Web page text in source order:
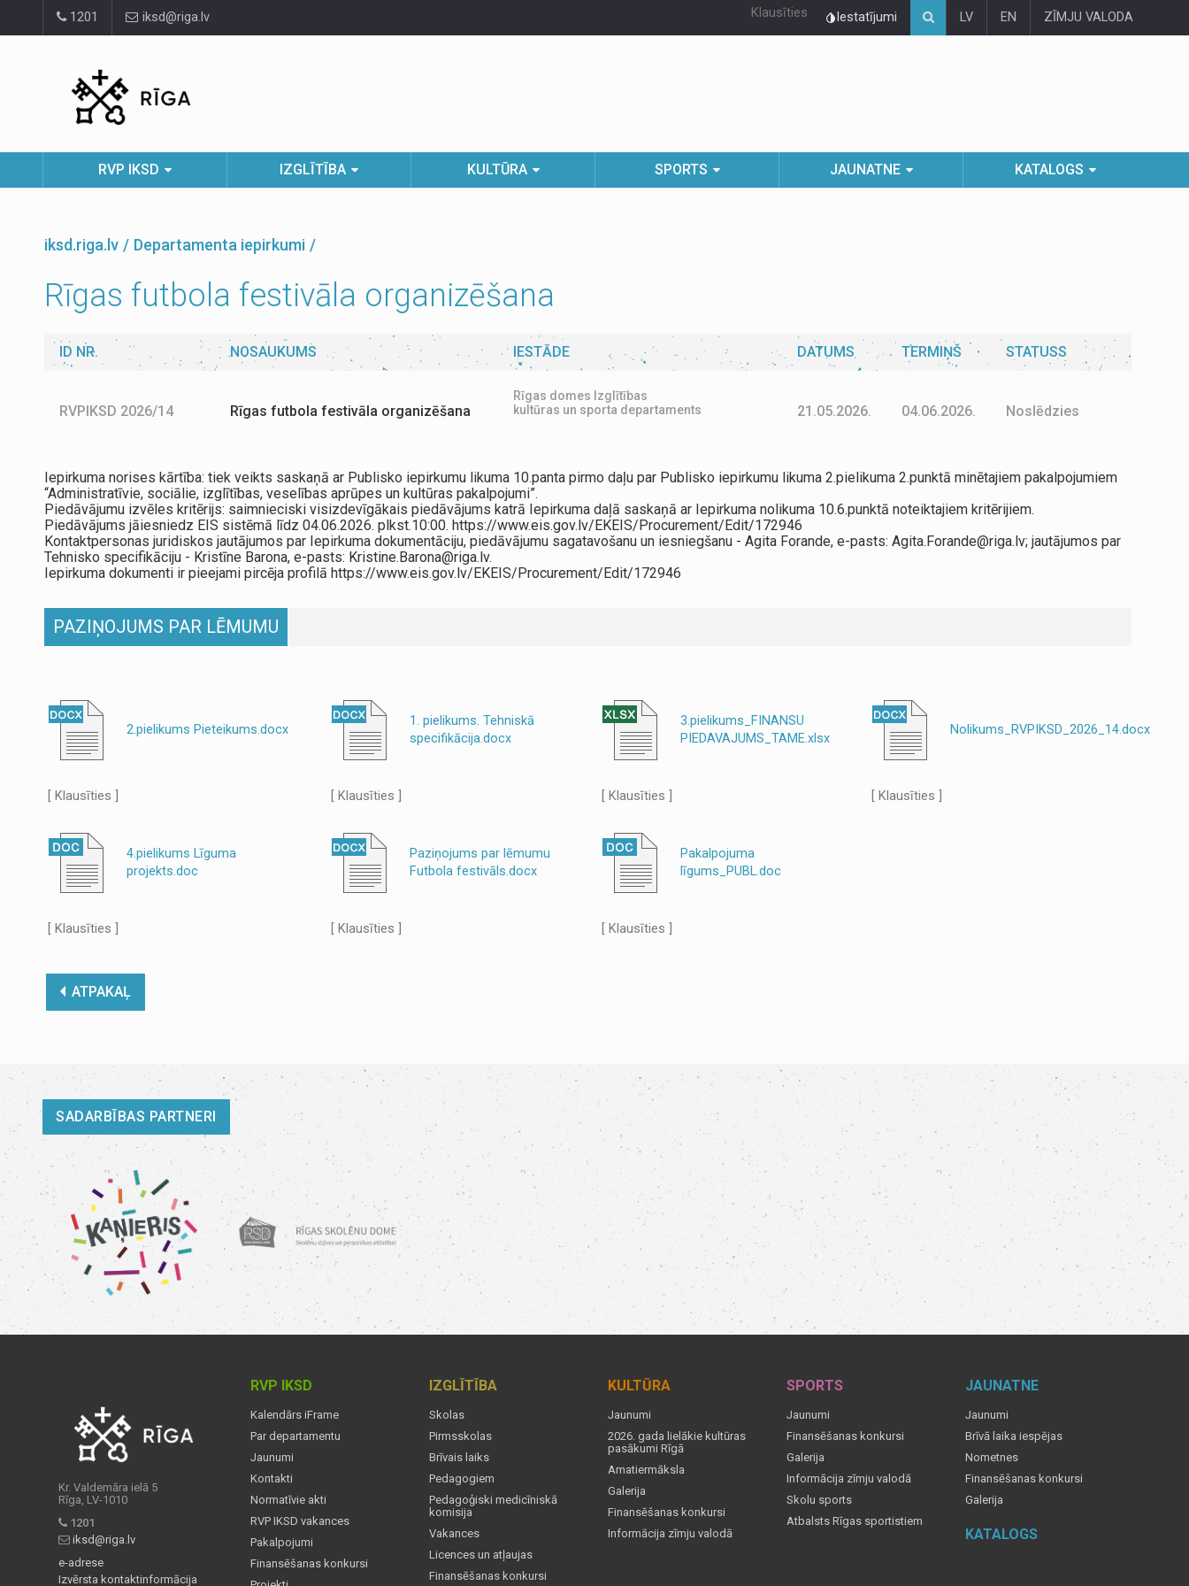
1201 iksd@riga.lv Klausīties Iestatījumi LV EN ZĪMJU VALODA
RVP IKSD IZGLĪTĪBA KULTŪRA SPORTS JAUNATNE KATALOGS
iksd.riga.lv Departamenta iepirkumi
Rīgas futbola festivāla organizēšana
ID NR. NOSAUKUMS IESTĀDE DATUMS TERMIŅŠ STATUSS
RVPIKSD 2026/14 Rīgas futbola festivāla organizēšana
Rīgas domes Izglītības
kultūras un sporta departaments
21.05.2026. 04.06.2026. Noslēdzies
Iepirkuma norises kārtība: tiek veikts saskaņā ar Publisko iepirkumu likuma 10.panta pirmo daļu par Publisko iepirkumu likuma 2.pielikuma 2.punktā minētajiem pakalpojumiem
“Administratīvie, sociālie, izglītības, veselības aprūpes un kultūras pakalpojumi”.
Piedāvājumu izvēles kritērijs: saimnieciski visizdevīgākais piedāvājums katrā Iepirkuma daļā saskaņā ar Iepirkuma nolikuma 10.6.punktā noteiktajiem kritērijiem.
Piedāvājums jāiesniedz EIS sistēmā līdz 04.06.2026. plkst.10:00. https://www.eis.gov.lv/EKEIS/Procurement/Edit/172946
Kontaktpersonas juridiskos jautājumos par Iepirkuma dokumentāciju, piedāvājumu sagatavošanu un iesniegšanu - Agita Forande, e-pasts: Agita.Forande@riga.lv; jautājumos par
Tehnisko specifikāciju - Kristīne Barona, e-pasts: Kristine.Barona@riga.lv.
Iepirkuma dokumenti ir pieejami pircēja profilā https://www.eis.gov.lv/EKEIS/Procurement/Edit/172946
PAZIŅOJUMS PAR LĒMUMU
2.pielikums Pieteikums.docx
[ Klausīties ]
1. pielikums. Tehniskā
specifikācija.docx
[ Klausīties ]
3.pielikums_FINANSU
PIEDAVAJUMS_TAME.xlsx
[ Klausīties ]
Nolikums_RVPIKSD_2026_14.docx
[ Klausīties ]
4.pielikums Līguma
projekts.doc
[ Klausīties ]
Paziņojums par lēmumu
Futbola festivāls.docx
[ Klausīties ]
Pakalpojuma
līgums_PUBL.doc
[ Klausīties ]
ATPAKAĻ
SADARBĪBAS PARTNERI
Kr. Valdemāra ielā 5
Rīga, LV-1010
1201
iksd@riga.lv
e-adrese
Izvērsta kontaktinformācija
RVP IKSD
Kalendārs iFrame
Par departamentu
Jaunumi
Kontakti
Normatīvie akti
RVP IKSD vakances
Pakalpojumi
Finansēšanas konkursi
IZGLĪTĪBA
Skolas
Pirmsskolas
Brīvais laiks
Pedagogiem
Pedagoģiski medicīniskā
komisija
Vakances
Licences un atļaujas
Finansēšanas konkursi
KULTŪRA
Jaunumi
2026. gada lielākie kultūras
pasākumi Rīgā
Amatiermāksla
Galerija
Finansēšanas konkursi
Informācija zīmju valodā
SPORTS
Jaunumi
Finansēšanas konkursi
Galerija
Informācija zīmju valodā
Skolu sports
Atbalsts Rīgas sportistiem
JAUNATNE
Jaunumi
Brīvā laika iespējas
Nometnes
Finansēšanas konkursi
Galerija
KATALOGS